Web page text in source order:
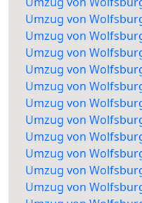
Umzug von
Umzug von
Umzug von
Umzug von
Umzug von
Umzug von
Umzug von
Umzug von
Umzug von
Umzug von
Umzug von